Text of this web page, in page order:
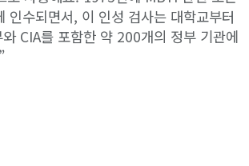
인수되면서, 이 인성 검사는 대학교부터
CIA를 포함한 약 200개의 정부 기관에